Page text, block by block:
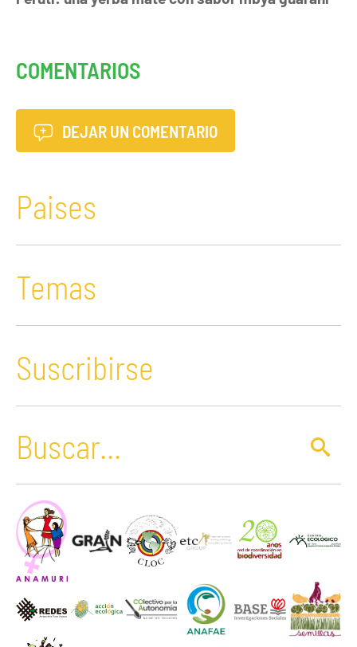
COMENTARIOS
DEJAR UN COMENTARIO
Paises
Temas
Suscribirse